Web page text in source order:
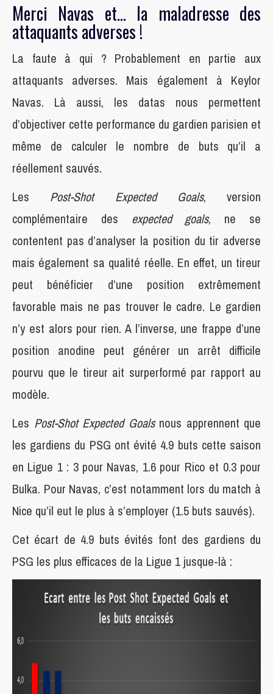
Merci Navas et… la maladresse des
attaquants adverses !
La faute à qui ? Probablement en partie aux
attaquants adverses. Mais également à Keylor
Navas. Là aussi, les datas nous permettent
d’objectiver cette performance du gardien parisien et
même de calculer le nombre de buts qu’il a
réellement sauvés.
Les Post-Shot Expected Goals, version
complémentaire des expected goals, ne se
contentent pas d’analyser la position du tir adverse
mais également sa qualité réelle. En effet, un tireur
peut bénéficier d’une position extrêmement
favorable mais ne pas trouver le cadre. Le gardien
n’y est alors pour rien. A l’inverse, une frappe d’une
position anodine peut générer un arrêt difficile
pourvu que le tireur ait surperformé par rapport au
modèle.
Les Post-Shot Expected Goalsnous apprennent que
les gardiens du PSG ont évité 4.9 buts cette saison
en Ligue 1 : 3 pour Navas, 1.6 pour Rico et 0.3 pour
Bulka. Pour Navas, c’est notamment lors du match à
Nice qu’il eut le plus à s’employer (1.5 buts sauvés).
Cet écart de 4.9 buts évités font des gardiens du
PSG les plus efficaces de la Ligue 1 jusque-là :